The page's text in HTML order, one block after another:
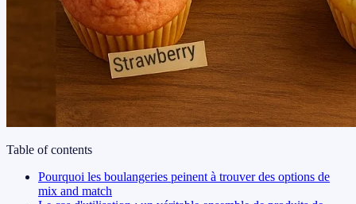
Table of contents
Pourquoi les boulangeries peinent à trouver des options de
mix and match